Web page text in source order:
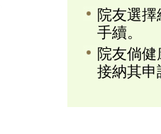
院友選
手續。
院友倘
接納其申